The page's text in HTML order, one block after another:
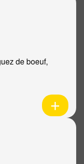
de boeuf,